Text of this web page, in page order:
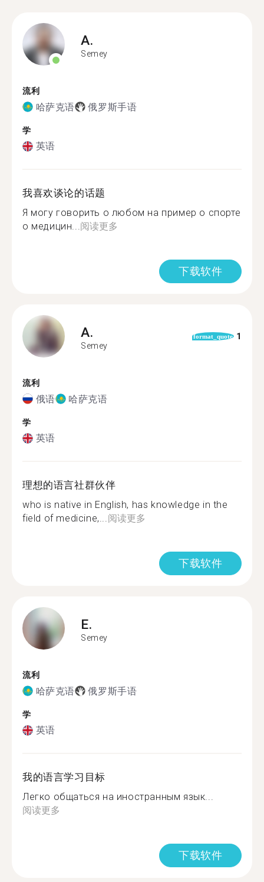
A.
Semey
流利
哈萨克语 俄罗斯手语
学
英语
我喜欢谈论的话题
Я могу говорить о любом на пример о спорте
о медицин...阅读更多
下载软件
A.
Semey
format_quote 1
流利
俄语 哈萨克语
学
英语
理想的语言社群伙伴
who is native in English, has knowledge in the
field of medicine,...阅读更多
下载软件
E.
Semey
流利
哈萨克语 俄罗斯手语
学
英语
我的语言学习目标
Легко общаться на иностранным язык...
阅读更多
下载软件